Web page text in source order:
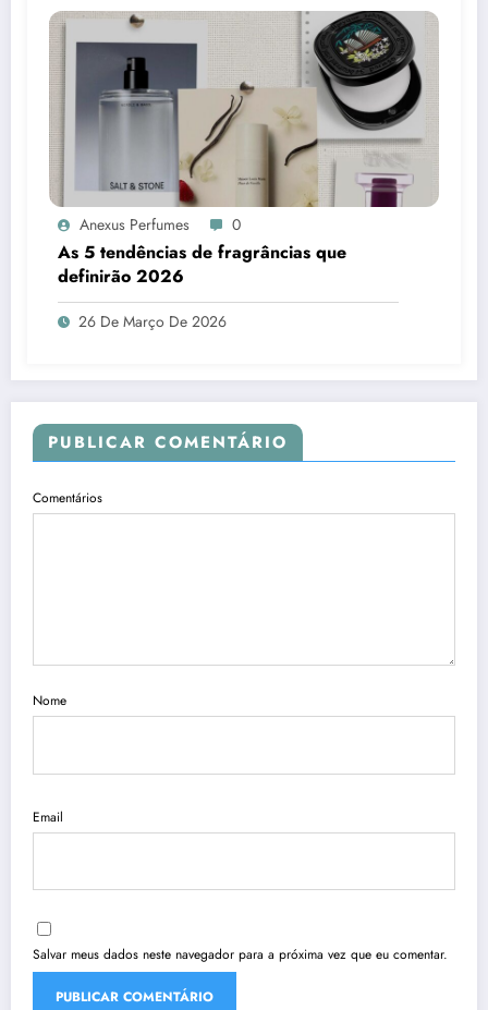
Anexus Perfumes 0
As 5 tendências de fragrâncias que
definirão 2026
26 De Março De 2026
PUBLICAR COMENTÁRIO
Comentários
Nome
Email
Salvar meus dados neste navegador para a próxima vez que eu comentar.